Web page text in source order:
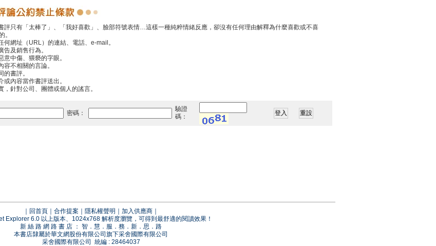
評只有「太棒了」、「我好喜歡」、臉部符號表情…這樣一種純粹情緒反應，卻沒有任何理由解釋為什麼喜歡或不喜
。
何網址（URL）的連結、電話、e-mail。
告及銷售行為。
意中傷、猥褻的字眼。
容不相關的言論。
的書評。
或內容當作書評送出。
，針對公司、團體或個人的謠言。
密碼：
驗證
碼：
回首頁 合作提案 隱私權聲明 加入供應商
Explorer 6.0 以上版本、1024x768 解析度瀏覽，可得到最舒適的閱讀效果！
新 絲 路 網 路 書 店 ： 智．慧．服．務．新．思．路
本書店隸屬於華文網股份有限公司旗下采舍國際有限公司
采舍國際有限公司 統編 : 28464037